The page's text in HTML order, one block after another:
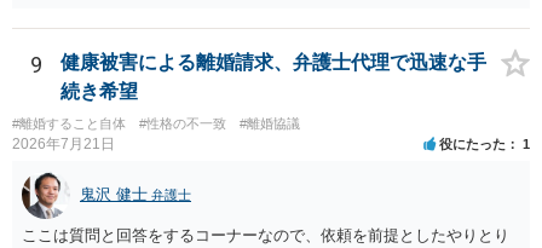
婚姻費用については調停で話がまとまらなかった場合に審判で裁判所
の判断が出るため、終局的な解決が見込めます。 弁護士に一度相談さ
れた方が良いでしょう。
9
健康被害による離婚請求、弁護士代理で迅速な手
続き希望
#離婚すること自体 #性格の不一致 #離婚協議
2026年7月21日 役にたった 1
鬼沢 健士 弁護士
ここは質問と回答をするコーナーなので、依頼を前提としたやりとり